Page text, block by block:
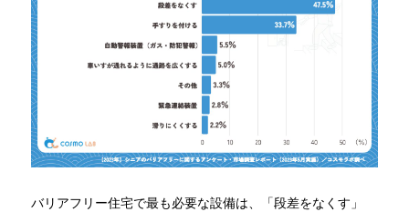
バリアフリー住宅で最も必要な設備は、「段差をなくす」